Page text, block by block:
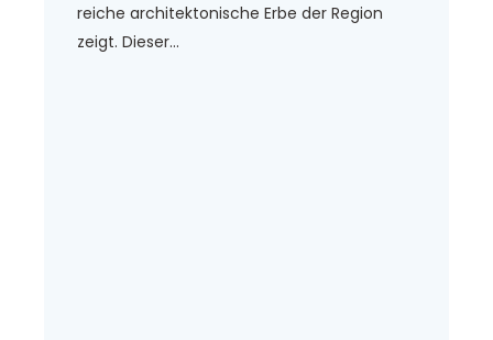
reiche architektonische Erbe der Region
zeigt. Dieser...